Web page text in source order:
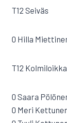
T12 Seiväs
0 Hilla
T12 Kolmiloikka
0 Saara
0 Meri